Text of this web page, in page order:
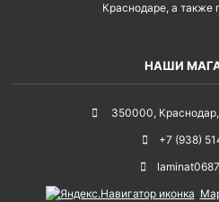
Краснодаре, а также
НАШИ
350000, Краснодар,
+7 (938)